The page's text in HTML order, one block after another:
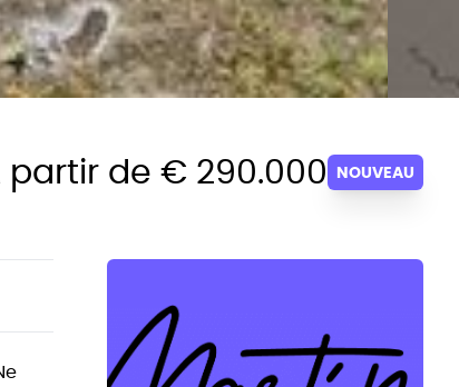
partir de € 290.000 NOUVEAU